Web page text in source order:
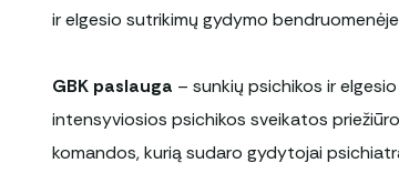
ir elgesio sutrikimų gydymo
GBK paslauga – sunkių psichikos ir
intensyviosios psichikos sveikatos
komandos, kurią sudaro gydytojai